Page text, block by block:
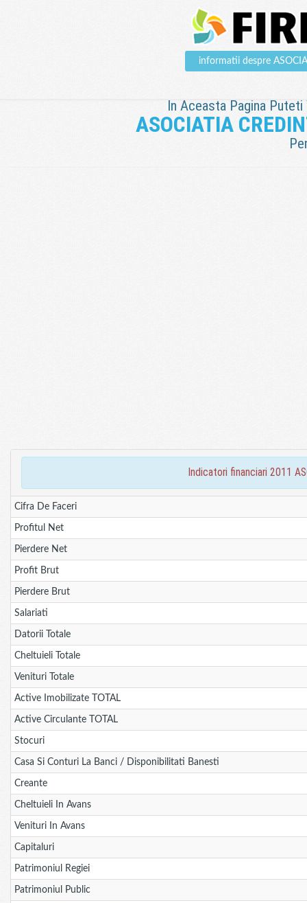
informatii despre
In Aceasta Pagina
ASOCIATIA
indicatori financiari 2011
Cifra De Faceri
Profitul Net
Pierdere Net
Profit Brut
Pierdere Brut
Salariati
Datorii Totale
Cheltuieli Totale
Venituri Totale
Active Imobilizate TOTAL
Active Circulante TOTAL
Stocuri
Casa Si Conturi La Banci / Disponibilitati Banesti
Creante
Cheltuieli In Avans
Venituri In Avans
Capitaluri
Patrimoniul Regiei
Patrimoniul Public